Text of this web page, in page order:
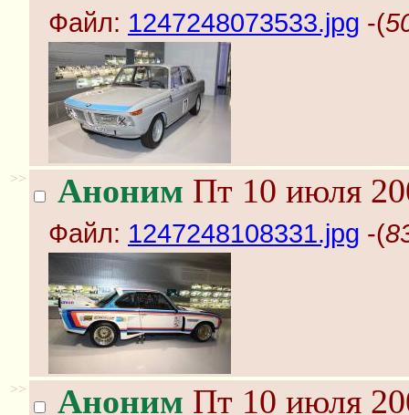
Файл: 1247248073533.jpg -(
>> Аноним Пт 10 июля
Файл: 1247248108331.jpg -(
>> Аноним Пт 10 июля